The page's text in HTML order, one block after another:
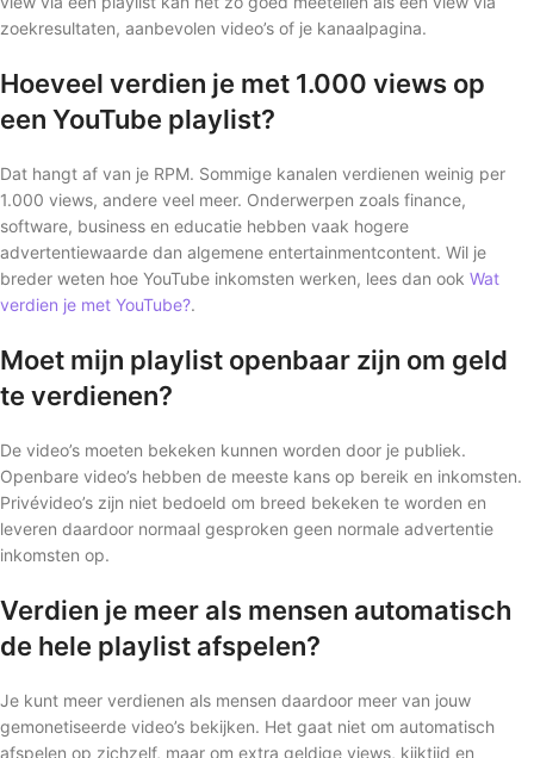
zoekresultaten, aanbevolen video’s of je kanaalpagina.
Hoeveel verdien je met 1.000 views op
een YouTube playlist?
Dat hangt af van je RPM. Sommige kanalen verdienen weinig per
1.000 views, andere veel meer. Onderwerpen zoals finance,
software, business en educatie hebben vaak hogere
advertentiewaarde dan algemene entertainmentcontent. Wil je
breder weten hoe YouTube inkomsten werken, lees dan ook Wat
verdien je met YouTube?.
Moet mijn playlist openbaar zijn om geld
te verdienen?
De video’s moeten bekeken kunnen worden door je publiek.
Openbare video’s hebben de meeste kans op bereik en inkomsten.
Privévideo’s zijn niet bedoeld om breed bekeken te worden en
leveren daardoor normaal gesproken geen normale advertentie
inkomsten op.
Verdien je meer als mensen automatisch
de hele playlist afspelen?
Je kunt meer verdienen als mensen daardoor meer van jouw
gemonetiseerde video’s bekijken. Het gaat niet om automatisch
afspelen op zichzelf, maar om extra geldige views, kijktijd en